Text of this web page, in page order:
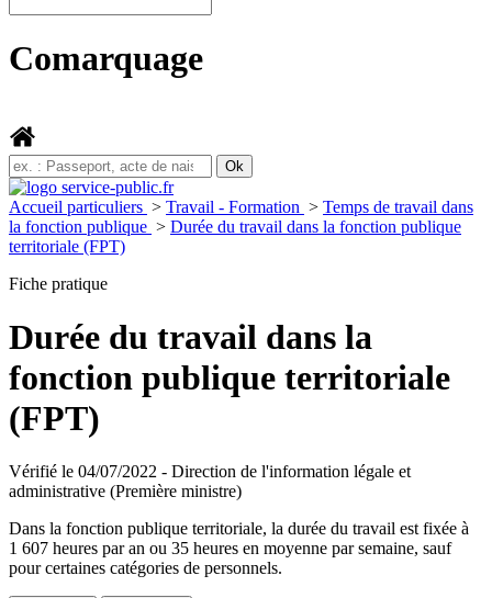
Comarquage
Accueil particuliers > Travail - Formation > Temps de travail dans
la fonction publique > Durée du travail dans la fonction publique
territoriale (FPT)
Fiche pratique
Durée du travail dans la
fonction publique territoriale
(FPT)
Vérifié le 04/07/2022 - Direction de l'information légale et
administrative (Première ministre)
Dans la fonction publique territoriale, la durée du travail est fixée à
1 607 heures par an ou 35 heures en moyenne par semaine, sauf
pour certaines catégories de personnels.